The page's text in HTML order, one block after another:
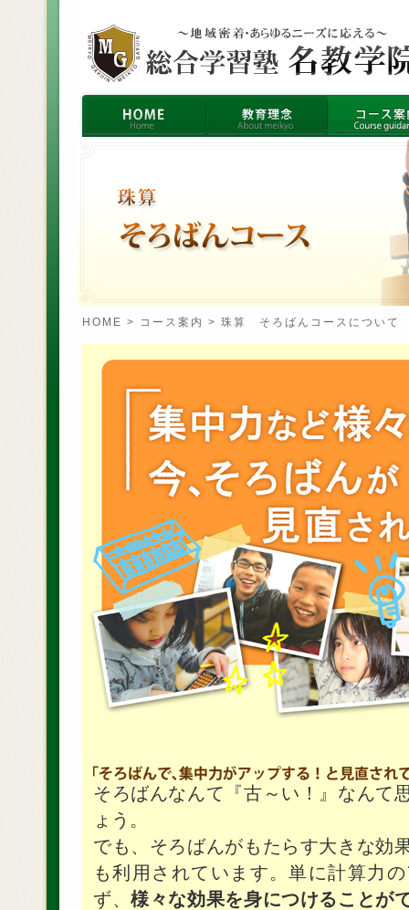
HOME > コース案内 > 珠算 そろばんコースについて
そろばんなんて『古～い！』なんて
ょう。
でも、そろばんがもたらす大きな効
も利用されています。単に計算力
ず、様々な効果を身につけることが